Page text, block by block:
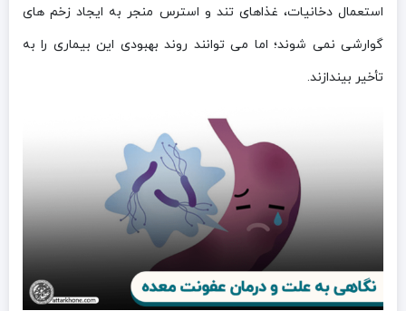
استعمال دخانیات، غذاهای تند و استرس منجر به ایجاد زخم های
گوارشی نمی شوند؛ اما می توانند روند بهبودی این بیماری را به
تأخیر بیندازند.